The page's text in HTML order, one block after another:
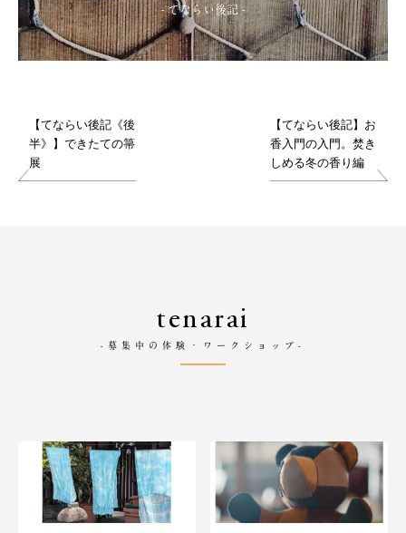
- てならい後記 -
【てならい後記《後
半》】できたての箒
展
【てならい後記】お
香入門の入門。焚き
しめる冬の香り編
tenarai
-募集中の体験・ワークショップ-